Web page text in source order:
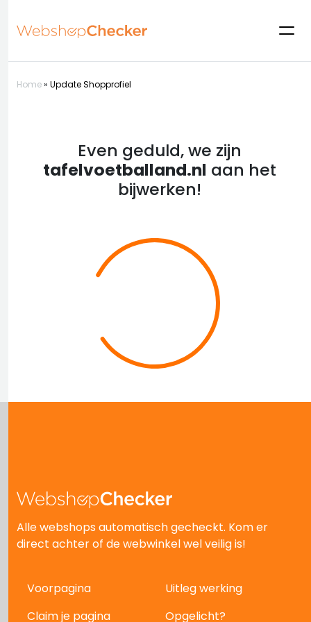
Home» Update Shopprofiel
Even geduld, we zijn
tafelvoetballand.nl aan het
bijwerken!
Alle webshops automatisch gecheckt. Kom er
direct achter of de webwinkel wel veilig is!
Voorpagina
Uitleg werking
Claim je pagina
Opgelicht?